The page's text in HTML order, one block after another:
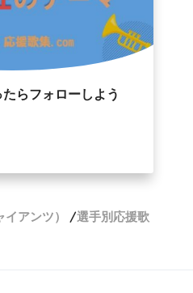
らフォローしよう
アンツ） 選手別応援歌